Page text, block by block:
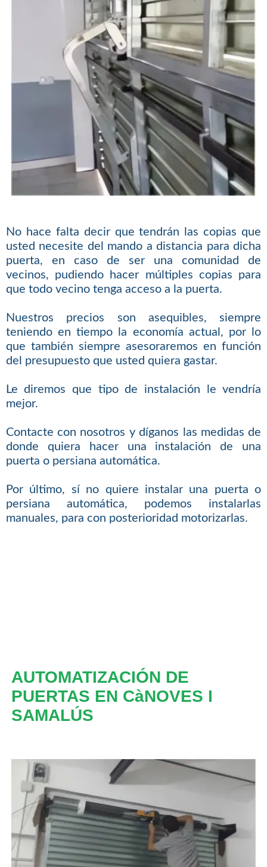
No hace falta decir que tendrán las copias que
usted necesite del mando a distancia para dicha
puerta, en caso de ser una comunidad de
vecinos, pudiendo hacer múltiples copias para
que todo vecino tenga acceso a la puerta.
Nuestros precios son asequibles, siempre
teniendo en tiempo la economía actual, por lo
que también siempre asesoraremos en función
del presupuesto que usted quiera gastar.
Le diremos que tipo de instalación le vendría
mejor.
Contacte con nosotros y díganos las medidas de
donde quiera hacer una instalación de una
puerta o persiana automática.
Por último, sí no quiere instalar una puerta o
persiana automática, podemos instalarlas
manuales, para con posterioridad motorizarlas.
AUTOMATIZACIÓN DE
PUERTAS EN CàNOVES I
SAMALÚS